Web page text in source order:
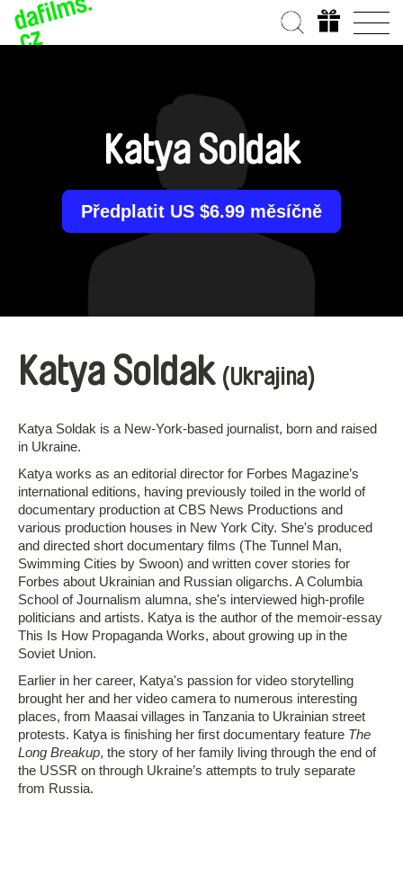
Katya Soldak
Předplatit US $6.99 měsíčně
Katya Soldak (Ukrajina)
Katya Soldak is a New-York-based journalist, born and raised
in Ukraine.
Katya works as an editorial director for Forbes Magazine’s
international editions, having previously toiled in the world of
documentary production at CBS News Productions and
various production houses in New York City. She's produced
and directed short documentary films (The Tunnel Man,
Swimming Cities by Swoon) and written cover stories for
Forbes about Ukrainian and Russian oligarchs. A Columbia
School of Journalism alumna, she's interviewed high-profile
politicians and artists. Katya is the author of the memoir-essay
This Is How Propaganda Works, about growing up in the
Soviet Union.
Earlier in her career, Katya's passion for video storytelling
brought her and her video camera to numerous interesting
places, from Maasai villages in Tanzania to Ukrainian street
protests. Katya is finishing her first documentary feature The
Long Breakup, the story of her family living through the end of
the USSR on through Ukraine’s attempts to truly separate
from Russia.